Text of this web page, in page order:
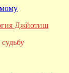
Джйотиш